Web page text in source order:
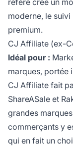
moderne, le
premium.
CJ Affiliate (ex-
Idéal pour :
marques, portée
CJ Affiliate fait
ShareASale et
grandes
commerçants y
qui en fait un